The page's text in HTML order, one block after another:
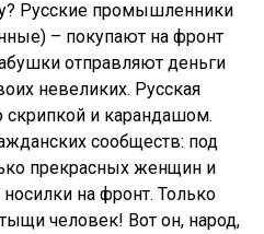
Русские промышленники
– покупают на фронт
отправляют деньги
невеликих. Русская
скрипкой и карандашом.
сообществ: под
прекрасных женщин и
на фронт. Только
человек! Вот он, народ,